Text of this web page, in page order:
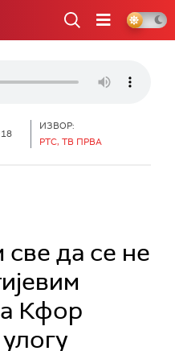
ИЗВОР:
РТС, ТВ ПРВА
да се не
Кфор